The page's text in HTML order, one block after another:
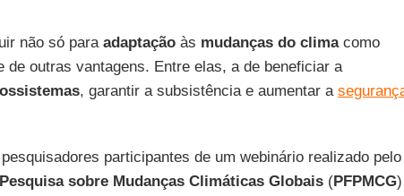
não só para adaptaçãoàs mudanças do climacomo
de outras vantagens. Entre elas, a de beneficiar a
, garantir a subsistência e aumentar a
participantes de um webinário realizado pelo
sobre Mudanças Climáticas Globais(PFPMCG)